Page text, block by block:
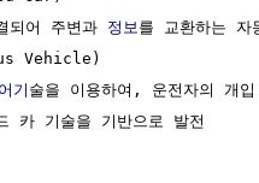
되어 주변과 정보를 교환하는 자
Vehicle)
기 술을 이용하여, 운전자의 개
카 기술을 기반으로 발전